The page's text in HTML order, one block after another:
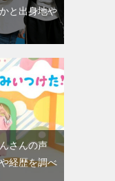
と出身地や
さんの声
経歴を調べ